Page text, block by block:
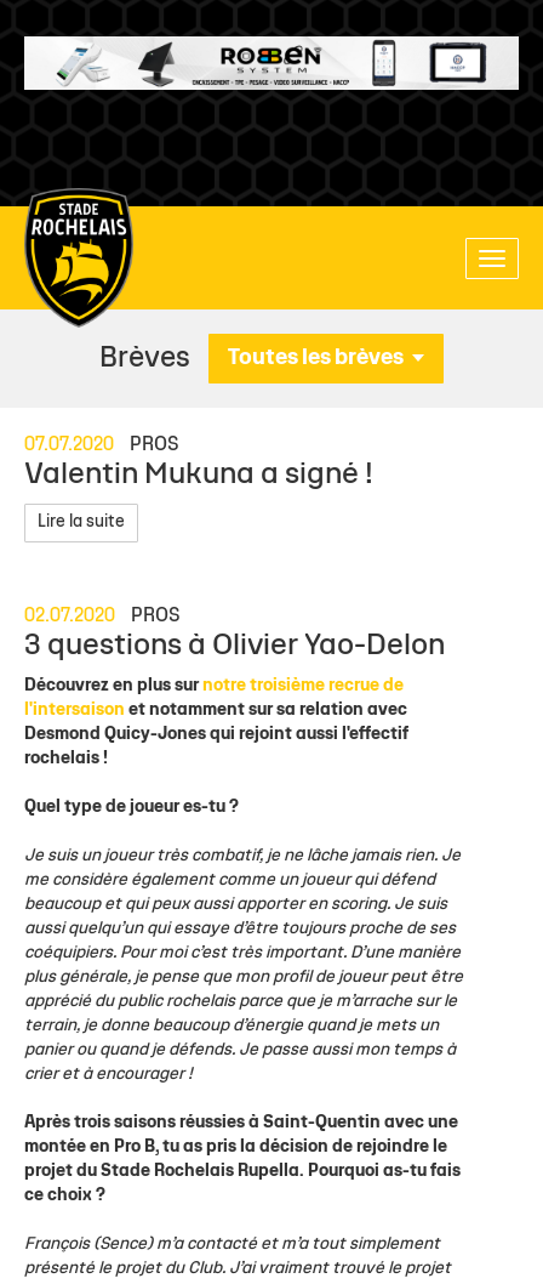
Main
site
navigation
Toggle
Brèves Toutes les brèves
07.07.2020 PROS
Valentin Mukuna a signé !
Lire la suite
02.07.2020 PROS
3 questions à Olivier Yao-Delon
Découvrez en plus surnotre troisième recrue de
l'intersaison et notamment sur sa relation avec
Desmond Quicy-Jones qui rejoint aussi l'effectif
rochelais !
Quel type de joueur es-tu ?
Je suis un joueur très combatif, je ne lâche jamais rien. Je
me considère également comme un joueur qui défend
beaucoup et qui peux aussi apporter en scoring. Je suis
aussi quelqu’un qui essaye d’être toujours proche de ses
coéquipiers. Pour moi c’est très important. D’une manière
plus générale, je pense que mon profil de joueur peut être
apprécié du public rochelais parce que je m’arrache sur le
terrain, je donne beaucoup d’énergie quand je mets un
panier ou quand je défends. Je passe aussi mon temps à
crier et à encourager !
Après trois saisons réussies à Saint-Quentin avec une
montée en Pro B, tu as pris la décision de rejoindre le
projet du Stade Rochelais Rupella. Pourquoi as-tu fais
ce choix ?
François (Sence) m’a contacté et m’a tout simplement
présenté le projet du Club. J’ai vraiment trouvé le projet